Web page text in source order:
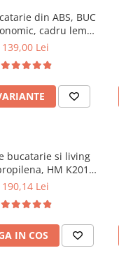
din ABS, BUC
cadru lemn,
100 kg
139,00 Lei
bucatarie si living
HM K201,
baza lemn masiv,
100 kg, alb
190,14 Lei
IN COS